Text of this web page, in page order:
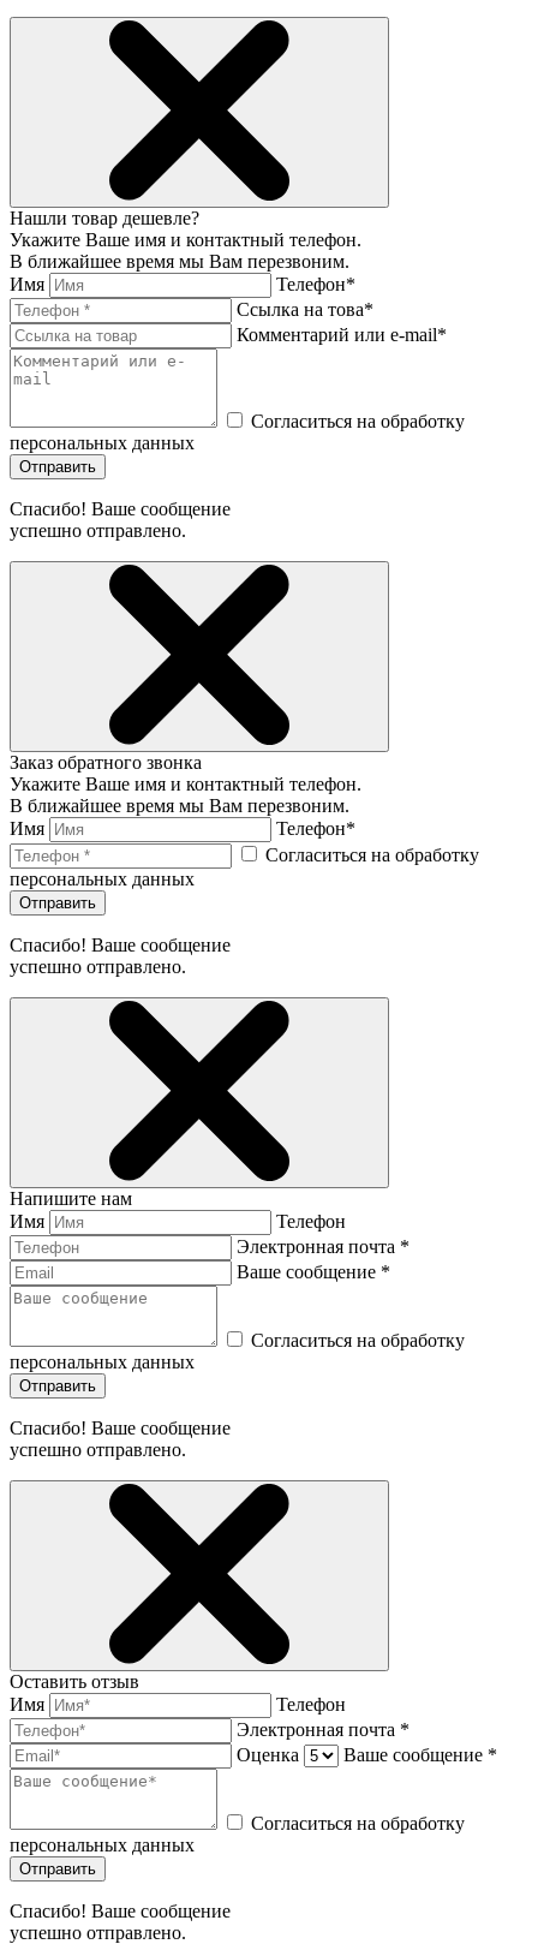
Нашли товар дешевле?
Укажите Ваше имя и контактный телефон.
В ближайшее время мы Вам перезвоним.
Имя
Телефон*
Ссылка на това*
Комментарий или e-mail*
Согласиться на обработку
персональных данных
Отправить
Спасибо! Ваше сообщение
успешно отправлено.
Заказ обратного звонка
Укажите Ваше имя и контактный телефон.
В ближайшее время мы Вам перезвоним.
Имя
Телефон*
Согласиться на обработку
персональных данных
Отправить
Спасибо! Ваше сообщение
успешно отправлено.
Напишите нам
Имя
Телефон
Электронная почта *
Ваше сообщение *
Согласиться на обработку
персональных данных
Отправить
Спасибо! Ваше сообщение
успешно отправлено.
Оставить отзыв
Имя
Телефон
Электронная почта *
Оценка
Ваше сообщение *
Согласиться на обработку
персональных данных
Отправить
Спасибо! Ваше сообщение
успешно отправлено.